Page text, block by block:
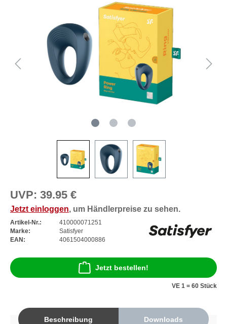
UVP: 39.95 €
Jetzt einloggen, um Händlerpreise zu sehen.
Artikel-Nr.:
410000071251
Marke:
Satisfyer
EAN:
4061504000886
Jetzt bestellen!
VE 1 = 60 Stück
Beschreibung Downloads